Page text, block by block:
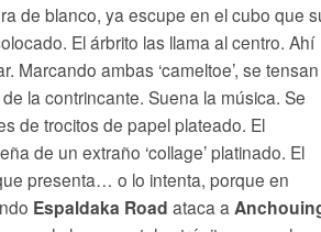
de blanco, ya escupe en el cubo que
El árbrito las llama al centro. Ahí
Marcando ambas ‘cameltoe’, se tensan
la contrincante. Suena la música. Se
de trocitos de papel plateado. El
de un extraño ‘collage’ platinado. El
presenta… o lo intenta, porque en
Espaldaka Roadataca a